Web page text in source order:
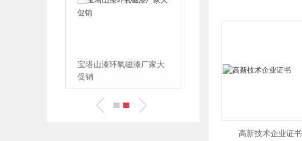
高新技术企业证书
宝塔山漆环氧磁漆厂家大
促销